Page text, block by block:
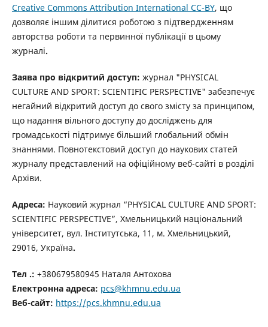
Creative Commons Attribution International CC-BY, що
дозволяє іншим ділитися роботою з підтвердженням
авторства роботи та первинної публікації в цьому
журналі.
Заява про відкритий доступ: журнал "PHYSICAL
CULTURE AND SPORT: SCIENTIFIC PERSPECTIVE" забезпечує
негайний відкритий доступ до свого змісту за принципом,
що надання вільного доступу до досліджень для
громадськості підтримує більший глобальний обмін
знаннями. Повнотекстовий доступ до наукових статей
журналу представлений на офіційному веб-сайті в розділі
Архіви.
Адреса: Науковий журнал “PHYSICAL CULTURE AND SPORT:
SCIENTIFIC PERSPECTIVE”, Хмельницький національний
університет, вул. Інститутська, 11, м. Хмельницький,
29016, Україна.
Тел .: +380679580945 Наталя Антохова
Електронна адреса: pcs@khmnu.edu.ua
Веб-сайт: https://pcs.khmnu.edu.ua